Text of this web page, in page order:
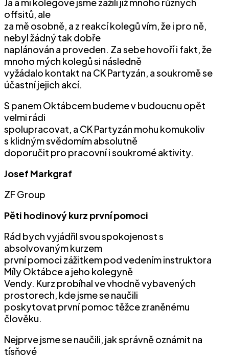
Já a mí kolegové jsme zažili již mnoho různých
offsitů, ale
za mě osobně, a z reakcí kolegů vím, že i pro ně,
nebyl žádný tak dobře
naplánován a proveden. Za sebe hovoří i fakt, že
mnoho mých kolegů si následně
vyžádalo kontakt na CK Partyzán, a soukromě se
účastní jejich akcí.
S panem Oktábcem budeme v budoucnu opět
velmi rádi
spolupracovat, a CK Partyzán mohu komukoliv
s klidným svědomím absolutně
doporučit pro pracovní i soukromé aktivity.
Josef Markgraf
ZF Group
Pěti hodinový kurz první pomoci
Rád bych vyjádřil svou spokojenost s
absolvovaným kurzem
první pomoci zážitkem pod vedením instruktora
Míly Oktábce a jeho kolegyně
Vendy. Kurz probíhal ve vhodně vybavených
prostorech, kde jsme se naučili
poskytovat první pomoc těžce zraněnému
člověku.
Nejprve jsme se naučili, jak správně oznámit na
tísňové